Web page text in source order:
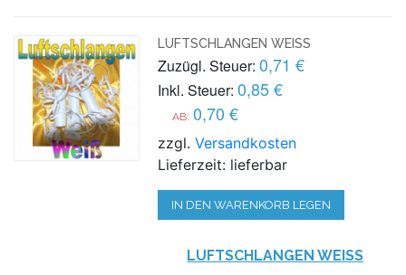
LUFTSCHLANGEN WEISS
Zuzügl. Steuer: 0,71 €
Inkl. Steuer: 0,85 €
AB: 0,70 €
zzgl.Versandkosten
Lieferzeit: lieferbar
IN DEN WARENKORB LEGEN
LUFTSCHLANGEN WEISS